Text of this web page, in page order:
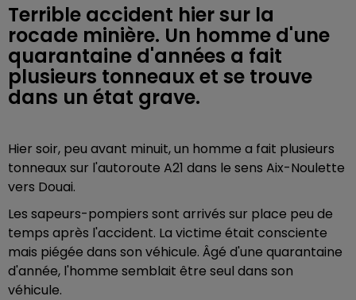
Terrible accident hier sur la
rocade minière. Un homme d'une
quarantaine d'années a fait
plusieurs tonneaux et se trouve
dans un état grave.
Hier soir, peu avant minuit, un homme a fait plusieurs
tonneaux sur l'autoroute A21 dans le sens Aix-Noulette
vers Douai.
Les sapeurs-pompiers sont arrivés sur place peu de
temps après l'accident. La victime était consciente
mais piégée dans son véhicule. Âgé d'une quarantaine
d'année, l'homme semblait être seul dans son
véhicule.